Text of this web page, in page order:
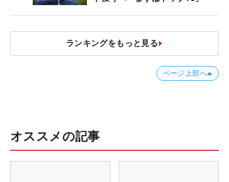
ランキングをもっと見る
ページ上部へ
オススメの記事